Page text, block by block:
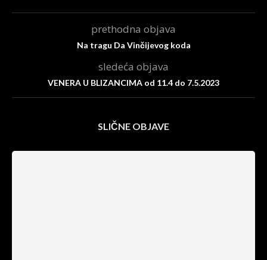
prethodna objava
Na tragu Da Vinčijevog koda
sledeća objava
VENERA U BLIZANCIMA od 11.4 do 7.5.2023
SLIČNE OBJAVE